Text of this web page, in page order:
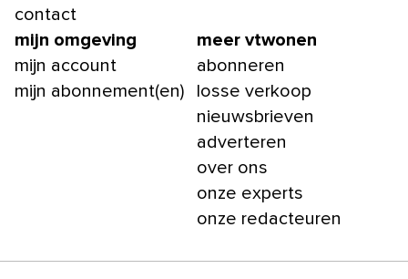
contact
mijn omgeving
mijn account
mijn abonnement(en)
meer vtwonen
abonneren
losse verkoop
nieuwsbrieven
adverteren
over ons
onze experts
onze redacteuren